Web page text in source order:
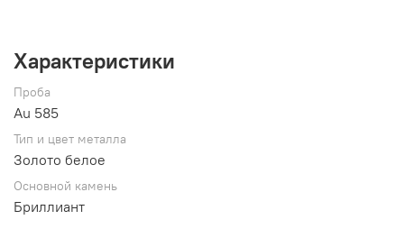
Характеристики
Проба
Au 585
Тип и цвет металла
Золото белое
Основной камень
Бриллиант